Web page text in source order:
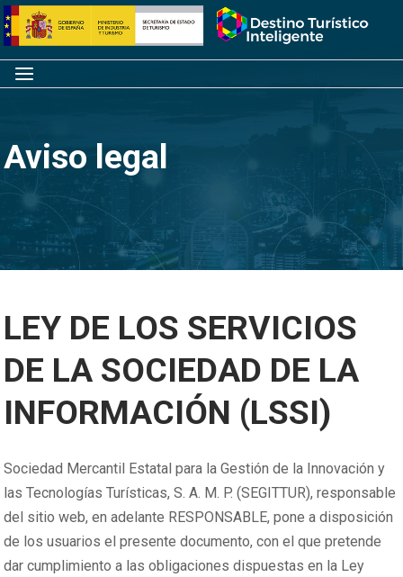
Saltar
al
contenido
Inicio
Menú
Aviso legal
LEY DE LOS SERVICIOS
DE LA SOCIEDAD DE LA
INFORMACIÓN (LSSI)
Sociedad Mercantil Estatal para la Gestión de la Innovación y
las Tecnologías Turísticas, S. A. M. P. (SEGITTUR), responsable
del sitio web, en adelante RESPONSABLE, pone a disposición
de los usuarios el presente documento, con el que pretende
dar cumplimiento a las obligaciones dispuestas en la Ley